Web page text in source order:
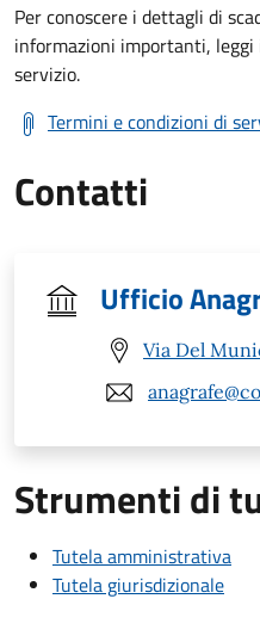
Per conoscere i dettagli di
informazioni importanti,
servizio.
Termini e condizioni di
Contatti
Ufficio
Via Del
Strumenti di
Tutela amministrativa
Tutela giurisdizionale